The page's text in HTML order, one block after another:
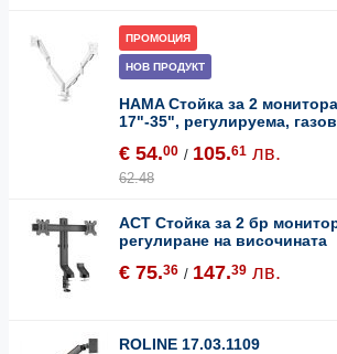
ПРОМОЦИЯ
НОВ ПРОДУКТ
HAMA Стойка за 2
17"-35", регулируема,
€ 54.00 / 105.61 лв.
62.48
ACT Стойка за 2 бр
регулиране на височината
€ 75.36 / 147.39 лв.
ROLINE 17.03.1109